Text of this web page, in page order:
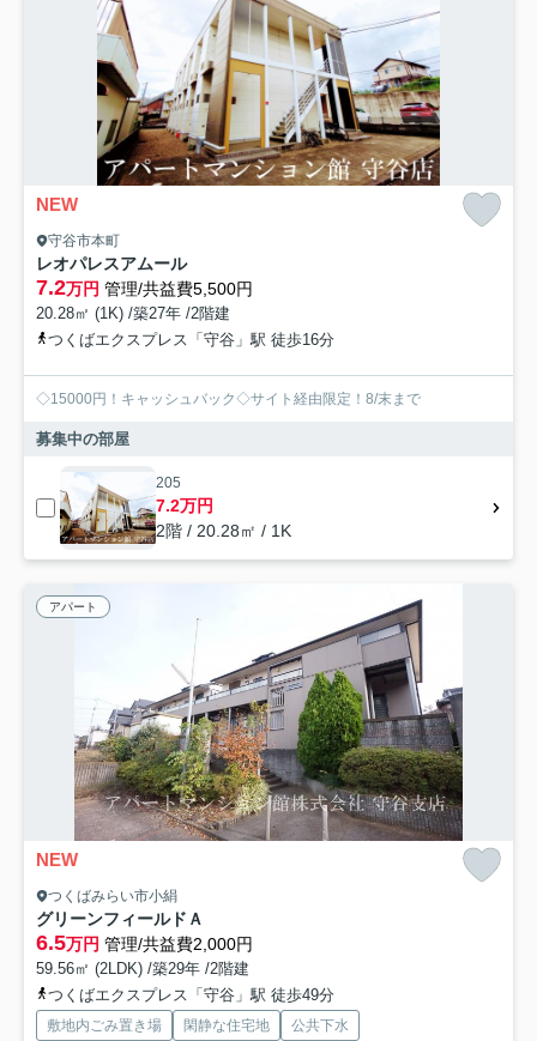
NEW
守谷市本町
レオパレスアムール
7.2万円 管理/共益費5,500円
20.28㎡ (1K) /築27年 /2階建
つくばエクスプレス「守谷」駅 徒歩16分
◇15000円！キャッシュバック◇サイト経由限定！8/末まで
募集中の部屋
205
7.2万円
2階 / 20.28㎡ / 1K
アパート
NEW
つくばみらい市小絹
グリーンフィールドＡ
6.5万円 管理/共益費2,000円
59.56㎡ (2LDK) /築29年 /2階建
つくばエクスプレス「守谷」駅 徒歩49分
敷地内ごみ置き場 閑静な住宅地 公共下水